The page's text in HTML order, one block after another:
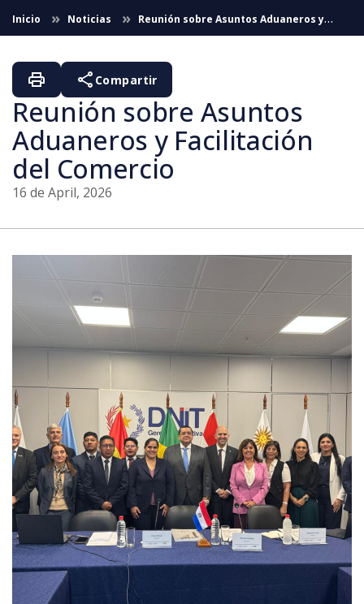
Skip to Main Content
Inicio Noticias
Reunión sobre Asuntos Aduaneros y
Facilitación del Comercio
Reunión sobre Asuntos
Aduaneros y Facilitación
del Comercio
16 de April, 2026
print share Compartir